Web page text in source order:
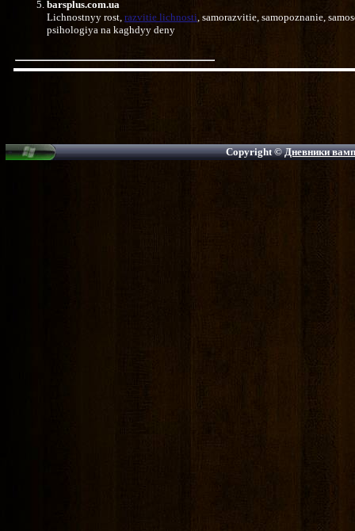
barsplus.com.ua
Lichnostnyy rost, razvitie lichnosti, samorazvitie, samopoznanie,
psihologiya na kaghdyy deny
Copyright ©Дневники